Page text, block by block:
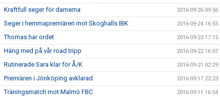
Kraftfull seger för damerna 2016-09-26 09:56
Seger i hemmapremiären mot Skoghalls IBK 2016-09-24 16:55
Thomas har ordet 2016-09-23 17:15
Häng med på vår road tripp 2016-09-22 16:07
Rutinerade Sara klar för Å/K 2016-09-21 02:29
Premiären i Jönköping avklarad 2016-09-17 22:23
Träningsmatch mot Malmö FBC 2016-09-11 16:54